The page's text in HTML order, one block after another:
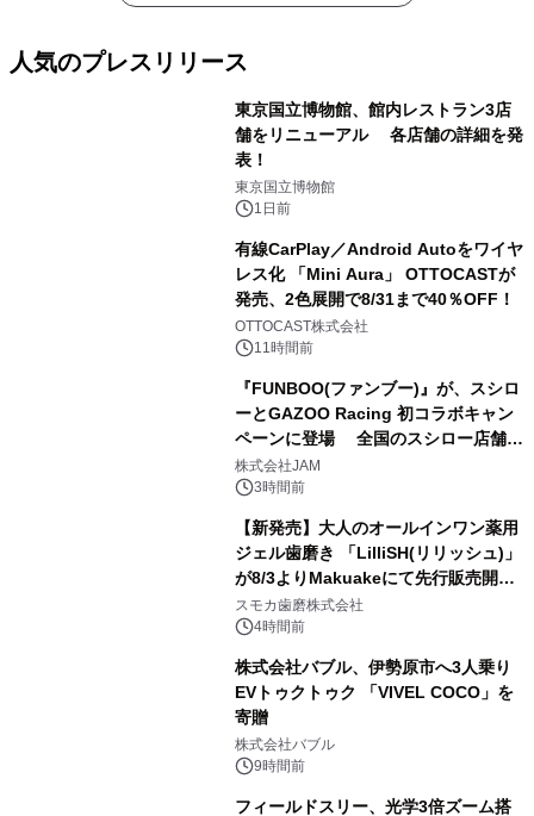
人気のプレスリリース
東京国立博物館、館内レストラン3店
舗をリニューアル 各店舗の詳細を発
表！
東京国立博物館
1日前
有線CarPlay／Android Autoをワイヤ
レス化 「Mini Aura」 OTTOCASTが
発売、2色展開で8/31まで40％OFF！
OTTOCAST株式会社
11時間前
『FUNBOO(ファンブー)』が、スシロ
ーとGAZOO Racing 初コラボキャン
ペーンに登場 全国のスシロー店舗で
GR 4車種の FUNBOO(ミニカー)付き
メニューが展開されます
株式会社JAM
3時間前
【新発売】大人のオールインワン薬用
ジェル歯磨き 「LilliSH(リリッシュ)」
が8/3よりMakuakeにて先行販売開
始！
スモカ歯磨株式会社
4時間前
株式会社バブル、伊勢原市へ3人乗り
EVトゥクトゥク 「VIVEL COCO」を
寄贈
株式会社バブル
9時間前
フィールドスリー、光学3倍ズーム搭